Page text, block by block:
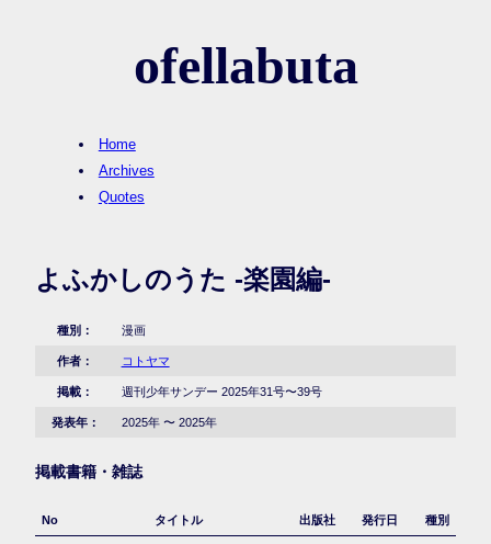
ofellabuta
Home
Archives
Quotes
よふかしのうた -楽園編-
種別： 漫画
作者： コトヤマ
掲載： 週刊少年サンデー 2025年31号〜39号
発表年： 2025年 〜 2025年
掲載書籍・雑誌
No タイトル 出版社 発行日 種別